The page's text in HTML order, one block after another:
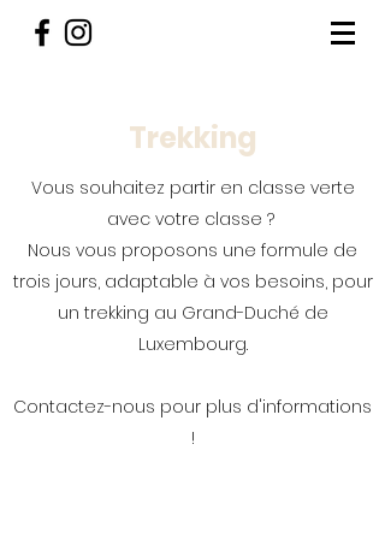
Trekking
Vous souhaitez partir en classe verte
avec votre classe ?
Nous vous proposons une formule de
trois jours, adaptable à vos besoins, pour
un trekking au Grand-Duché de
Luxembourg.
Contactez-nous pour plus d'informations
!